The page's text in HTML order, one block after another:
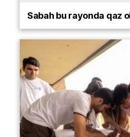
Sabah bu rayonda qaz